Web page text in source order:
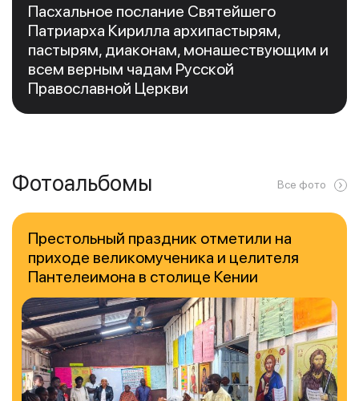
Пасхальное послание Святейшего
Патриарха Кирилла архипастырям,
пастырям, диаконам, монашествующим и
всем верным чадам Русской
Православной Церкви
Фотоальбомы Все фото
Престольный праздник отметили на
приходе великомученика и целителя
Пантелеимона в столице Кении